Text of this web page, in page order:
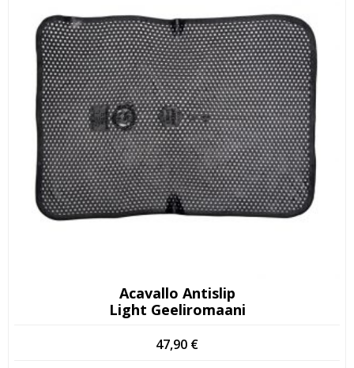
Acavallo Antislip
Light Geeliromaani
47,90 €